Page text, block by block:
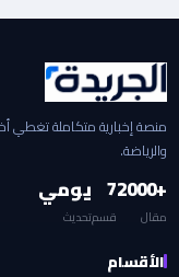
منصة إخبارية متكاملة تغطي
والرياضة.
+2000
مقال
7
قسم
يومي
تحديث
الأقسام